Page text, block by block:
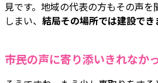
見です。地域の代表の方もその声
しまい、 結局その場所では建設でき
――市民の声に寄り添いきれなか